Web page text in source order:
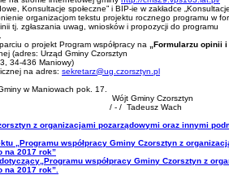
Konsultacje społeczne” i BIP-ie w zakładce
organizacjom tekstu projektu rocznego programu w
tj. zgłaszania uwag, wniosków i propozycji do programu
o projekt Program współpracy na
„Formularzu opinii
(adres: Urząd Gminy Czorsztyn
34-436 Maniowy)
na adres: sekretarz@ug.czorsztyn.pl
w Maniowach pok. 17.
Czorsztyn
Wach
z organizacjami pozarządowymi oraz innymi
„Programu współpracy Gminy Czorsztyn z
na 2017 rok”
współpracy Gminy Czorsztyn z
na 2017 rok”.